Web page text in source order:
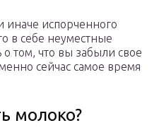
иначе испорченного
в себе неуместные
том, что вы забыли свое
сейчас самое время
молоко?